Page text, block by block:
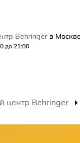
Behringer в Москве
до 21:00
центр Behringer